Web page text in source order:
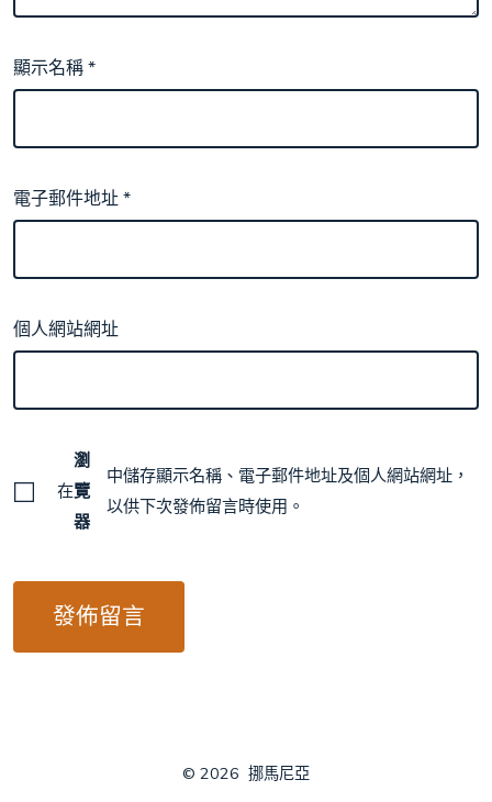
顯示名稱*
電子郵件地址*
個人網站網址
在
瀏
覽
器
中儲存顯示名稱、電子郵件地址及個人網站網址，
以供下次發佈留言時使用。
© 2026 挪馬尼亞